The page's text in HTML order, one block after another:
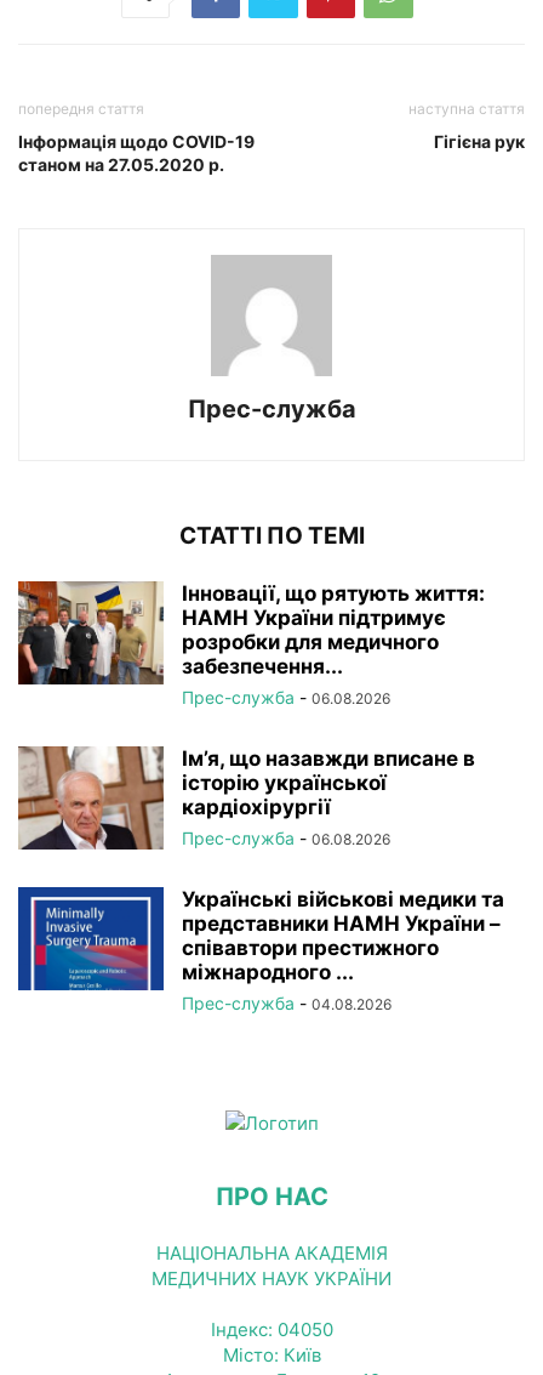
попередня стаття
Інформація щодо COVID-19
станом на 27.05.2020 р.
наступна стаття
Гігієна рук
Прес-служба
СТАТТІ ПО ТЕМІ
Інновації, що рятують життя:
НАМН України підтримує
розробки для медичного
забезпечення...
Прес-служба - 06.08.2026
Ім’я, що назавжди вписане в
історію української
кардіохірургії
Прес-служба - 06.08.2026
Українські військові медики та
представники НАМН України –
співавтори престижного
міжнародного ...
Прес-служба - 04.08.2026
ПРО НАС
НАЦІОНАЛЬНА АКАДЕМІЯ
МЕДИЧНИХ НАУК УКРАЇНИ
Індекс: 04050
Місто: Київ